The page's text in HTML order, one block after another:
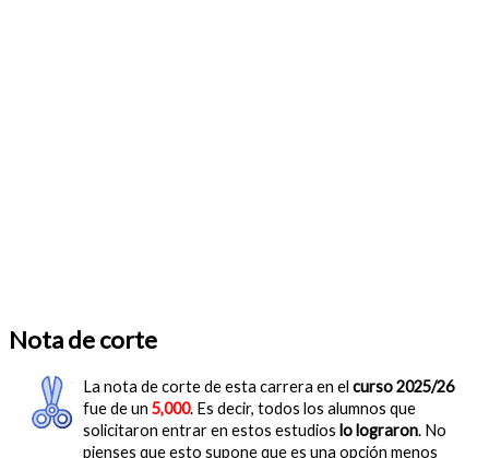
Nota de corte
La nota de corte de esta carrera en el curso 2025/26
fue de un 5,000. Es decir, todos los alumnos que
solicitaron entrar en estos estudios lo lograron. No
pienses que esto supone que es una opción menos